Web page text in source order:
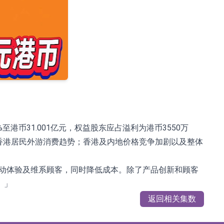
港币31.001亿元，权益股东应占溢利为港币3550万
居民外游消费趋势；香港及内地价格竞争加剧以及整体
体验及维系顾客，同时降低成本。除了产品创新和顾客
返回相关集数